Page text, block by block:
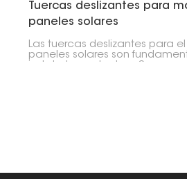
Tuercas deslizantes para
paneles solares
Las tuercas deslizantes para
paneles solares son